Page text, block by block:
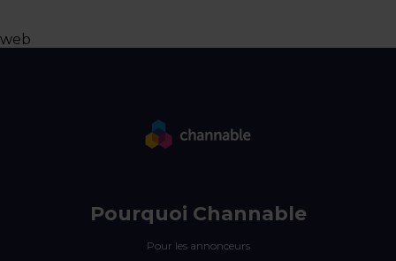
web
Pourquoi Channable
Pour les annonceurs